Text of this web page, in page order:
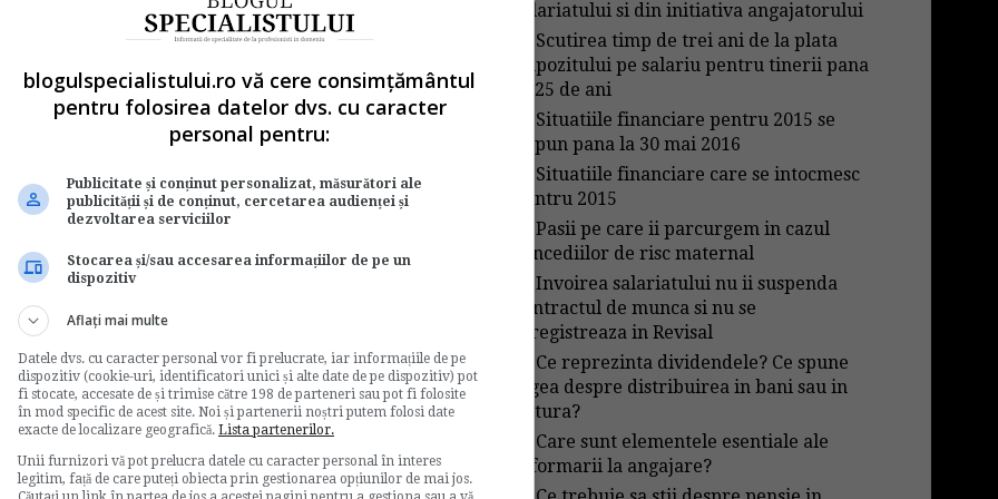
tine cont de salariul mediu brut pe tara in
contractul de munca. In consecinta,
trei ori mai mari la sanatate decat platesc
platesc contributia la sanatate din alte surse
pe acestia nu poate fi mai mica decat
minim brut pe tara (700 de lei, in 2012), lunar.
salariu mediu
Votati articolul
salariatului si din initiativa angajatorului
Scutirea timp de trei ani de la plata
impozitului pe salariu pentru tinerii pana
in 25 de ani
Situatiile financiare pentru 2015 se
depun pana la 30 mai 2016
Situatiile financiare care se intocmesc
pentru 2015
→Pasii pe care ii parcurgem in cazul
concediilor de risc maternal
→Invoirea salariatului nu ii suspenda
contractul de munca si nu se
inregistreaza in Revisal
Ce reprezinta dividendele? Ce spune
legea despre distribuirea in bani sau in
natura?
Care sunt elementele esentiale ale
informarii la angajare?
blogulspecialistului.ro vă cere consimțământul
pentru folosirea datelor dvs. cu caracter
personal pentru:
Publicitate și conținut personalizat, măsurători ale
publicității și de conținut, cercetarea audienței și
dezvoltarea serviciilor
Stocarea și/sau accesarea informațiilor de pe un
dispozitiv
Aflați mai multe
Datele dvs. cu caracter personal vor fi prelucrate, iar informațiile de pe
dispozitiv (cookie-uri, identificatori unici și alte date de pe dispozitiv) pot
fi stocate, accesate de și trimise către 198 de parteneri sau pot fi folosite
în mod specific de acest site. Noi și partenerii noștri putem folosi date
exacte de localizare geografică. Lista partenerilor.
Unii furnizori vă pot prelucra datele cu caracter personal în interes
legitim, față de care puteți obiecta prin gestionarea opțiunilor de mai jos.